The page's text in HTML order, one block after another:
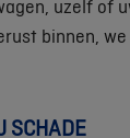
uzelf of
binnen,
SCHADE